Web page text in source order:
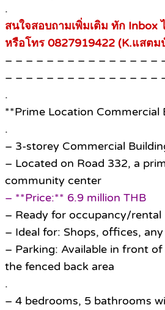
.
สนใจสอบถามเพิ่มเติม ทัก Inbox
หรือโทร 0827919422 (K.แสตม
– – – – – – – – – – – – – – –
– – – – – – – – – – – – – – –
.
**Prime Location Commercial
.
– 3-storey Commercial
– Located on Road 332, a
community center
– **Price:** 6.9 million THB
– Ready for occupancy/rental
– Ideal for: Shops, offices,
– Parking: Available in front
the fenced back area
.
– 4 bedrooms, 5 bathrooms